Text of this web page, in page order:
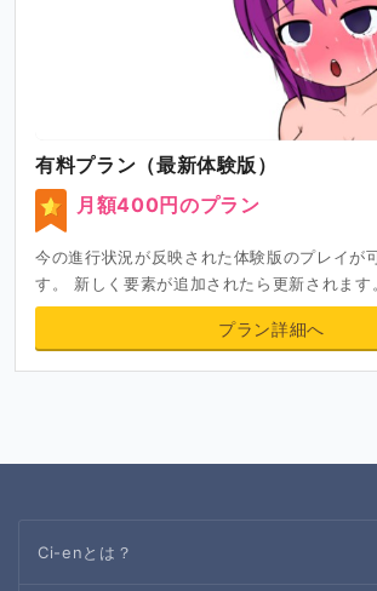
有料プラン（最新体験版）
月額400円のプラン
今の進行状況が反映された体験版のプレイが
す。 新しく要素が追加されたら更新されます
プラン詳細へ
Ci-enとは？